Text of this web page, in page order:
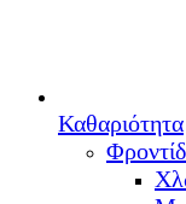
Καθαριότητα